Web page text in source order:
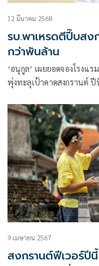
12 มีนาคม 2568
รบ.พาเหรดตีปี๊บส
กว่าพันล้าน
‘อนุกูล’ เผยยอดจองโรงแ
พุ่งทะลุเป้าคาดสงกรานต์
9 เมษายน 2567
สงกรานต์ฟีเวอร์ปี